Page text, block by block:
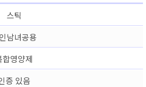
스틱
남녀공용
합영양제
증 있음